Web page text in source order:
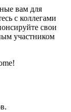
вам для
с коллегами
свои
участником